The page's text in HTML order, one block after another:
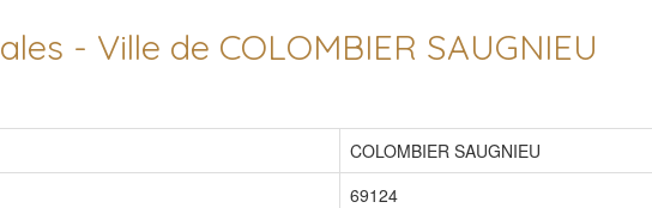
- Ville de COLOMBIER SAUGNIEU
COLOMBIER SAUGNIEU
69124